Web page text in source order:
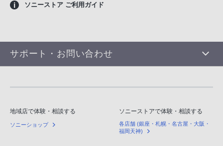
ソニーストア ご利用ガイド
サポート・お問い合わせ
地域店で体験・相談する
ソニーショップ
ソニーストアで体験・相談する
各店舗 (銀座・札幌・名古屋・大阪・
福岡天神)